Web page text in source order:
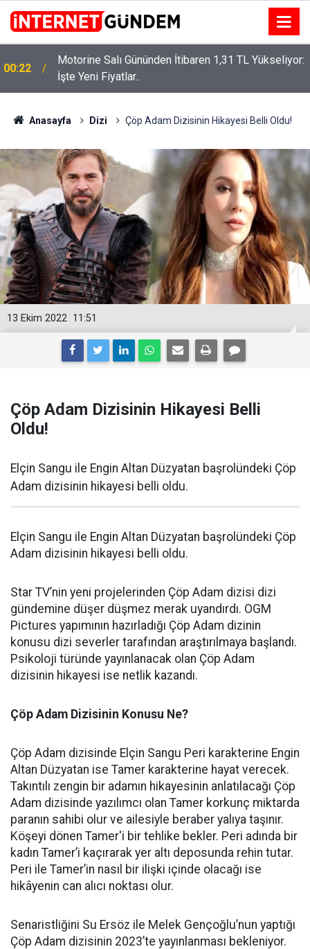
00:22
Motorine Salı Gününden İtibaren 1,31 TL Yükseliyor:
İşte Yeni Fiyatlar..
Anasayfa Dizi Çöp Adam Dizisinin Hikayesi Belli Oldu!
11:51
13 Ekim 2022
Çöp Adam Dizisinin Hikayesi Belli
Oldu!
Elçin Sangu ile Engin Altan Düzyatan başrolündeki Çöp
Adam dizisinin hikayesi belli oldu.
Elçin Sangu ile Engin Altan Düzyatan başrolündeki Çöp
Adam dizisinin hikayesi belli oldu.
Star TV’nin yeni projelerinden Çöp Adam dizisi dizi
gündemine düşer düşmez merak uyandırdı. OGM
Pictures yapımının hazırladığı Çöp Adam dizinin
konusu dizi severler tarafından araştırılmaya başlandı.
Psikoloji türünde yayınlanacak olan Çöp Adam
dizisinin hikayesi ise netlik kazandı.
Çöp Adam Dizisinin Konusu Ne?
Çöp Adam dizisinde Elçin Sangu Peri karakterine Engin
Altan Düzyatan ise Tamer karakterine hayat verecek.
Takıntılı zengin bir adamın hikayesinin anlatılacağı Çöp
Adam dizisinde yazılımcı olan Tamer korkunç miktarda
paranın sahibi olur ve ailesiyle beraber yalıya taşınır.
Köşeyi dönen Tamer'i bir tehlike bekler. Peri adında bir
kadın Tamer’i kaçırarak yer altı deposunda rehin tutar.
Peri ile Tamer’in nasıl bir ilişki içinde olacağı ise
hikâyenin can alıcı noktası olur.
Senaristliğini Su Ersöz ile Melek Gençoğlu’nun yaptığı
Çöp Adam dizisinin 2023’te yayınlanması bekleniyor.